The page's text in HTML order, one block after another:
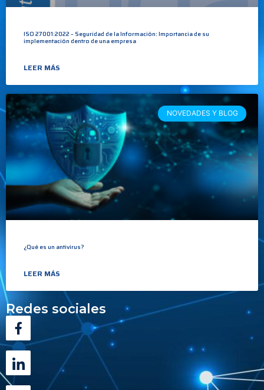
ISO 27001:2022 – Seguridad de la Información: Importancia de su
implementación dentro de una empresa
LEER MÁS
NOVEDADES Y BLOG
¿Qué es un antivirus?
LEER MÁS
Redes sociales